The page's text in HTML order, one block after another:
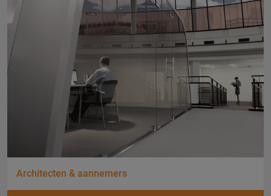
Architecten & aannemers